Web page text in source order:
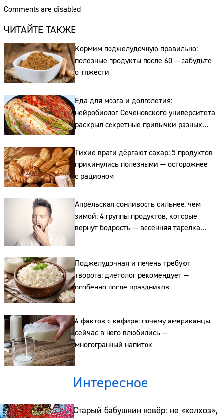
Comments are disabled
ЧИТАЙТЕ ТАКЖЕ
Кормим поджелудочную правильно:
полезные продукты после 60 — забудьте
о тяжести
Еда для мозга и долголетия:
нейробиолог Сеченовского университета
раскрыл секретные привычки разных
стран
Тихие враги дёргают сахар: 5 продуктов
прикинулись полезными — осторожнее
с рационом
Апрельская сонливость сильнее, чем
зимой: 4 группы продуктов, которые
вернут бодрость — весенняя тарелка
Поджелудочная и печень требуют
творога: диетолог рекомендует —
особенно после праздников
6 фактов о кефире: почему американцы
сейчас в него влюбились —
многогранный напиток
Интересное
Старый бабушкин ковёр: не «колхоз»,
Сайт:
Адрес:
Телефон: